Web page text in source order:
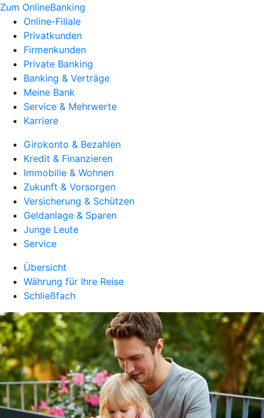
Zum OnlineBanking
Online-Filiale
Privatkunden
Firmenkunden
Private Banking
Banking & Verträge
Meine Bank
Service & Mehrwerte
Karriere
Girokonto & Bezahlen
Kredit & Finanzieren
Immobilie & Wohnen
Zukunft & Vorsorgen
Versicherung & Schützen
Geldanlage & Sparen
Junge Leute
Service
Übersicht
Währung für Ihre Reise
Schließfach